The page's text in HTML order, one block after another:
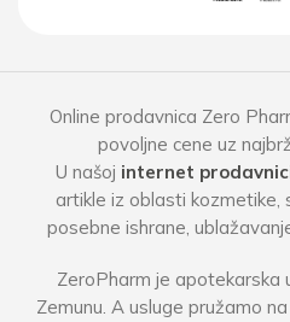
Online prodavnica Zero
povoljne cene uz
U našoj internet
artikle iz oblasti kozmetike,
posebne ishrane,
ZeroPharm je apotekarska
Zemunu. A usluge pružamo